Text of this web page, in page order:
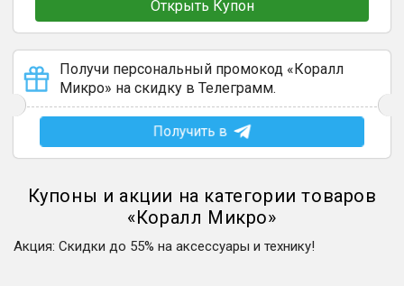
Открыть Купон
Получи персональный промокод «Коралл
Микро» на скидку в Телеграмм.
Получить в
Купоны и акции на категории товаров
«Коралл Микро»
Акция: Скидки до 55% на аксессуары и технику!